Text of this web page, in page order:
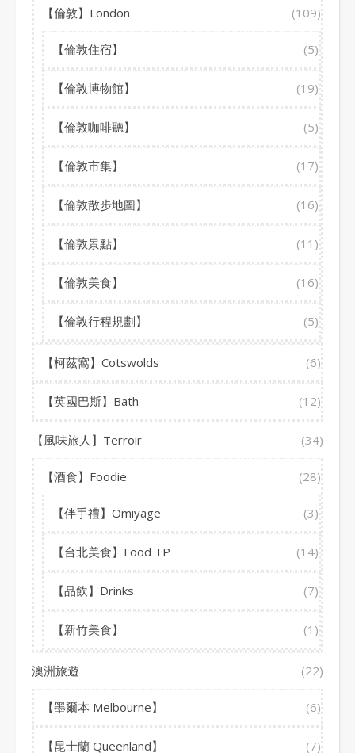
【倫敦】London (109)
【倫敦住宿】 (5)
【倫敦博物館】 (19)
【倫敦咖啡聽】 (5)
【倫敦市集】 (17)
【倫敦散步地圖】 (16)
【倫敦景點】 (11)
【倫敦美食】 (16)
【倫敦行程規劃】 (5)
【柯茲窩】Cotswolds (6)
【英國巴斯】Bath (12)
【風味旅人】Terroir (34)
【酒食】Foodie (28)
【伴手禮】Omiyage (3)
【台北美食】Food TP (14)
【品飲】Drinks (7)
【新竹美食】 (1)
澳洲旅遊 (22)
【墨爾本 Melbourne】 (6)
【昆士蘭 Queenland】 (7)